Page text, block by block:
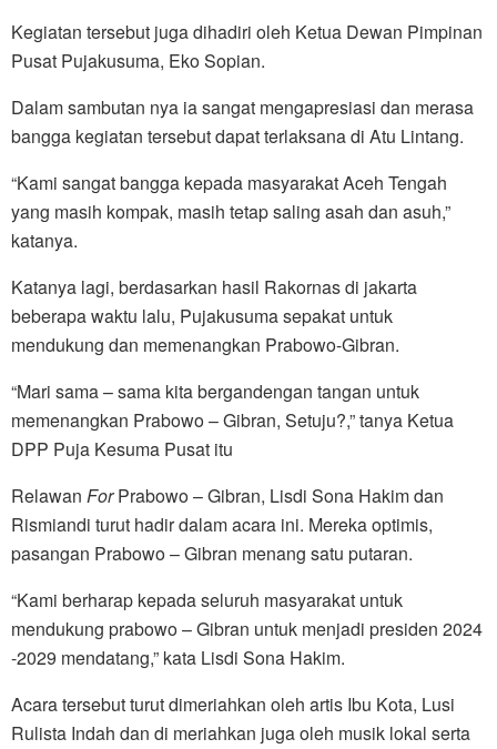
Kegiatan tersebut juga dihadiri oleh Ketua Dewan Pimpinan
Pusat Pujakusuma, Eko Sopian.
Dalam sambutan nya ia sangat mengapresiasi dan merasa
bangga kegiatan tersebut dapat terlaksana di Atu Lintang.
“Kami sangat bangga kepada masyarakat Aceh Tengah
yang masih kompak, masih tetap saling asah dan asuh,”
katanya.
Katanya lagi, berdasarkan hasil Rakornas di jakarta
beberapa waktu lalu, Pujakusuma sepakat untuk
mendukung dan memenangkan Prabowo-Gibran.
“Mari sama – sama kita bergandengan tangan untuk
memenangkan Prabowo – Gibran, Setuju?,” tanya Ketua
DPP Puja Kesuma Pusat itu
Relawan ForPrabowo – Gibran, Lisdi Sona Hakim dan
Rismiandi turut hadir dalam acara ini. Mereka optimis,
pasangan Prabowo – Gibran menang satu putaran.
“Kami berharap kepada seluruh masyarakat untuk
mendukung prabowo – Gibran untuk menjadi presiden 2024
-2029 mendatang,” kata Lisdi Sona Hakim.
Acara tersebut turut dimeriahkan oleh artis Ibu Kota, Lusi
Rulista Indah dan di meriahkan juga oleh musik lokal serta